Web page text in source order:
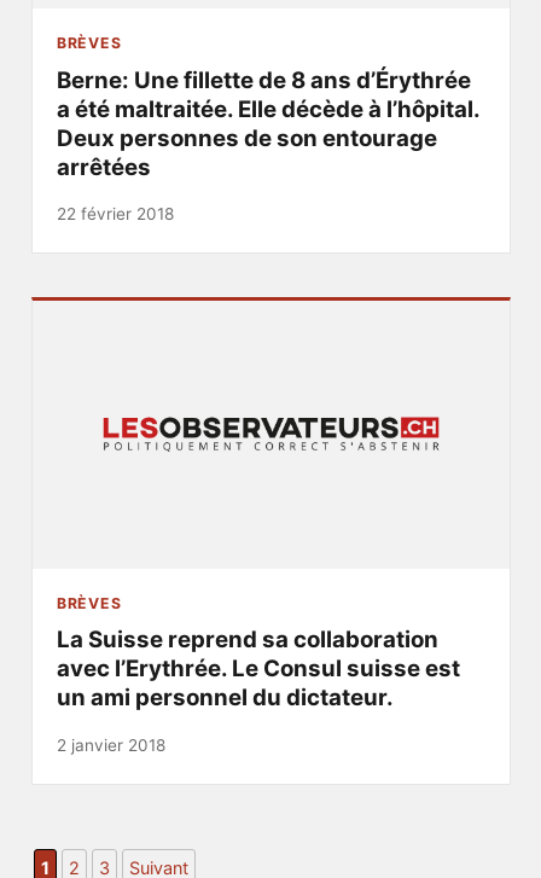
BRÈVES
Berne: Une fillette de 8 ans d’Érythrée
a été maltraitée. Elle décède à l’hôpital.
Deux personnes de son entourage
arrêtées
22 février 2018
BRÈVES
La Suisse reprend sa collaboration
avec l’Erythrée. Le Consul suisse est
un ami personnel du dictateur.
2 janvier 2018
1 2 3 Suivant